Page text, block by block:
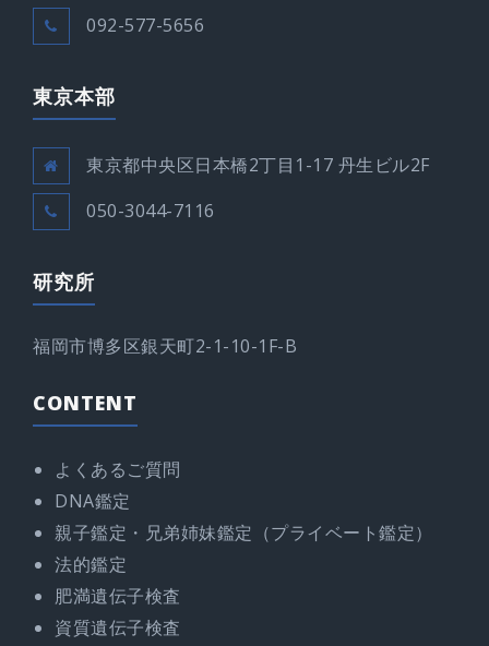
092-577-5656
東京本部
東京都中央区日本橋2丁目1-17 丹生ビル2F
050-3044-7116
研究所
福岡市博多区銀天町2-1-10-1F-B
CONTENT
よくあるご質問
DNA鑑定
親子鑑定・兄弟姉妹鑑定（プライベート鑑定）
法的鑑定
肥満遺伝子検査
資質遺伝子検査